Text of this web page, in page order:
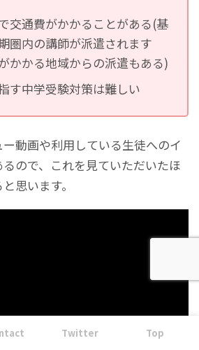
交通費がかかることがある(基
圏内の講師が派遣されます
かかる地域からの派遣もある)
す中学受験対策は難しい
動画や利用している生徒へのイ
ので、これを見ていただいたほ
思います。
Twitter Top